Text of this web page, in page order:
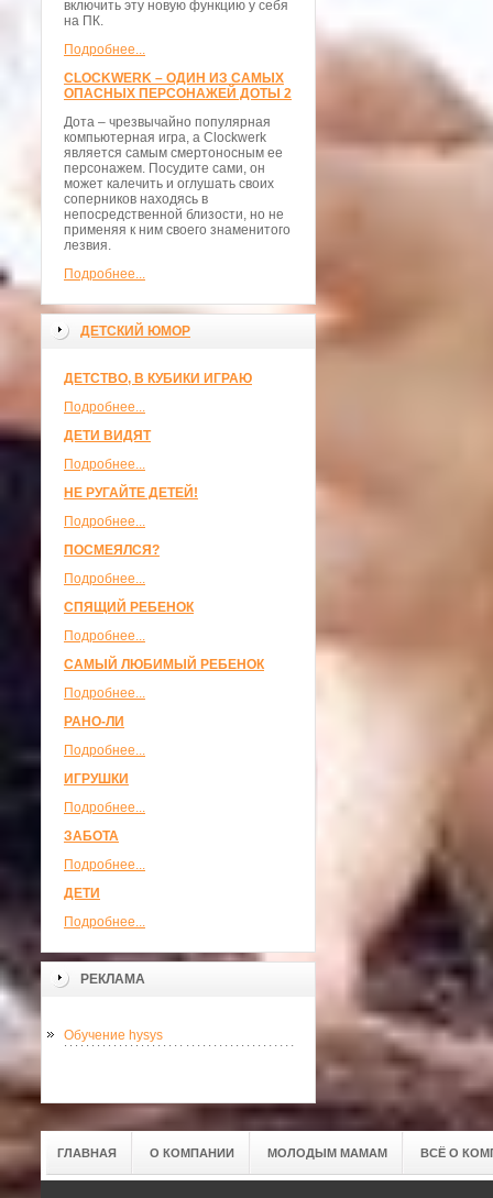
включить эту новую функцию у себя
на ПК.
Подробнее...
CLOCKWERK – ОДИН ИЗ САМЫХ
ОПАСНЫХ ПЕРСОНАЖЕЙ ДОТЫ 2
Дота – чрезвычайно популярная
компьютерная игра, а Clockwerk
является самым смертоносным ее
персонажем. Посудите сами, он
может калечить и оглушать своих
соперников находясь в
непосредственной близости, но не
применяя к ним своего знаменитого
лезвия.
Подробнее...
ДЕТСКИЙ ЮМОР
ДЕТСТВО, В КУБИКИ ИГРАЮ
Подробнее...
ДЕТИ ВИДЯТ
Подробнее...
НЕ РУГАЙТЕ ДЕТЕЙ!
Подробнее...
ПОСМЕЯЛСЯ?
Подробнее...
СПЯЩИЙ РЕБЕНОК
Подробнее...
САМЫЙ ЛЮБИМЫЙ РЕБЕНОК
Подробнее...
РАНО-ЛИ
Подробнее...
ИГРУШКИ
Подробнее...
ЗАБОТА
Подробнее...
ДЕТИ
Подробнее...
РЕКЛАМА
Обучение hysys
ГЛАВНАЯ О КОМПАНИИ МОЛОДЫМ МАМАМ ВСЁ О